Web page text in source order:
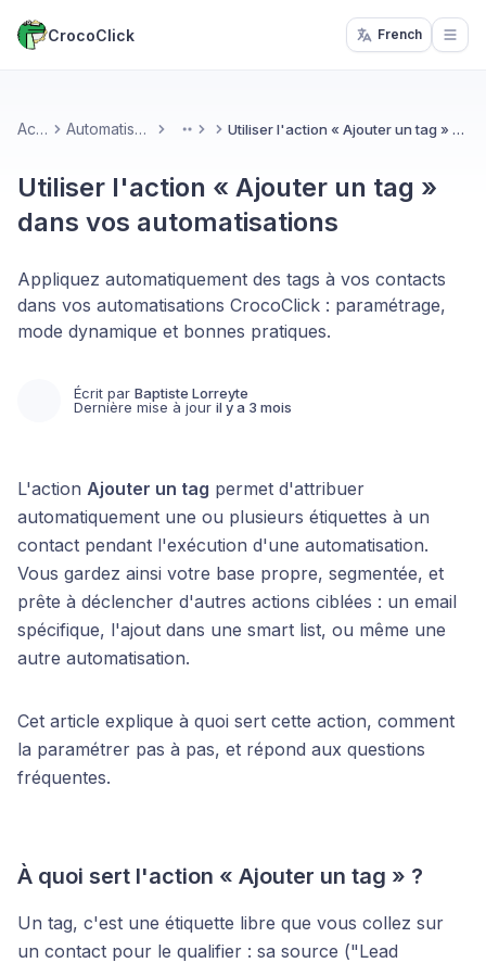
CrocoClick French
Accueil Automatisations & IA More Utiliser l'action « Ajouter un tag » dans vos automatisations
Utiliser l'action « Ajouter un tag »
dans vos automatisations
Appliquez automatiquement des tags à vos contacts
dans vos automatisations CrocoClick : paramétrage,
mode dynamique et bonnes pratiques.
Écrit par Baptiste Lorreyte
Dernière mise à jour il y a 3 mois
L'action Ajouter un tag permet d'attribuer
automatiquement une ou plusieurs étiquettes à un
contact pendant l'exécution d'une automatisation.
Vous gardez ainsi votre base propre, segmentée, et
prête à déclencher d'autres actions ciblées : un email
spécifique, l'ajout dans une smart list, ou même une
autre automatisation.
Cet article explique à quoi sert cette action, comment
la paramétrer pas à pas, et répond aux questions
fréquentes.
À quoi sert l'action « Ajouter un tag » ?
Un tag, c'est une étiquette libre que vous collez sur
un contact pour le qualifier : sa source ("Lead